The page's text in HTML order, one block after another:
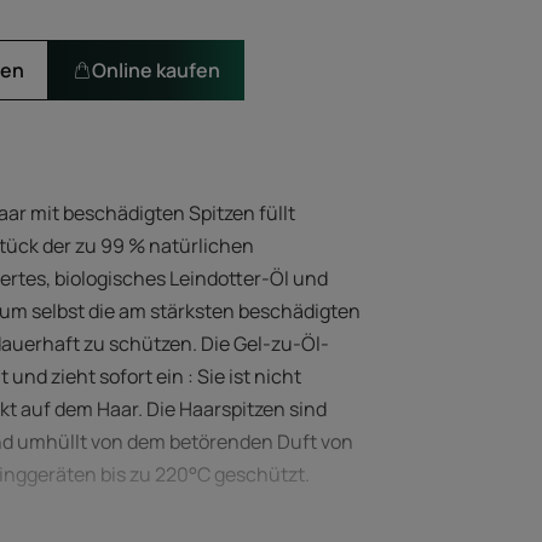
Online kaufen
mit beschädigten Spitzen füllt
der zu 99 % natürlichen
biologisches Leindotter-Öl und
selbst die am stärksten beschädigten
zu schützen. Die Gel-zu-Öl-
und zieht sofort ein : Sie ist nicht
auf dem Haar. Die Haarspitzen sind
umhüllt von dem betörenden Duft von
bis zu 220°C geschützt.